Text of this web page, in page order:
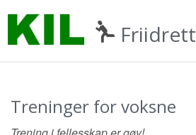
Friidrett
Treninger for voksne